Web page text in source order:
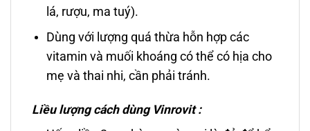
lá, rượu, ma tuý).
Dùng với lượng quá thừa hỗn hợp các
vitamin và muối khoáng có thể có hịa cho
mẹ và thai nhi, cần phải tránh.
Liều lượng cách dùng Vinrovit :